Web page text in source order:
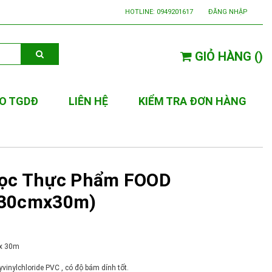
HOTLINE: 0949201617 ĐĂNG NHẬP
GIỎ HÀNG ()
TGDĐ LIÊN HỆ KIỂM TRA ĐƠN HÀNG
Thực Phẩm FOOD
30m
PVC , có độ bám dính tốt.